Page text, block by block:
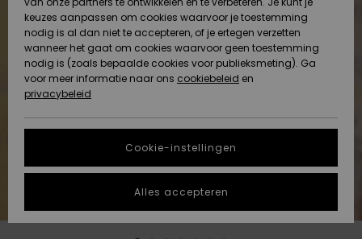
Snow
Nieuw
Highlights
Sneeuw
Nieuw
Highlights
Gemeenschap
Regio- En
Taalinstellingen
Freedom
Gegevensbescherming
gesprek om het
snelste
vraag te
krijgen.
DUURZAAMHEID
STORE LOCATOR
keuzes aanpassen om cookies waarvoor je toestemming
nodig is al dan niet te accepteren, of je ertegen verzetten
wanneer het gaat om cookies waarvoor geen toestemming
nodig is (zoals bepaalde cookies voor publieksmeting). Ga
voor meer informatie naar ons cookiebeleid en
privacybeleid
Cookie-instellingen
Alles accepteren